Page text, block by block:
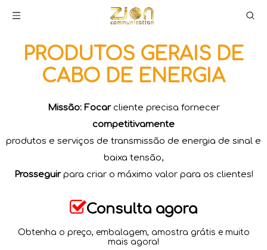
PRODUTOS GERAIS DE
CABO DE ENERGIA
Missão: Focarcliente precisa fornecer
competitivamente
produtos e serviços de transmissão de energia de sinal e
baixa tensão,
Prosseguirpara criar o máximo valor para os clientes!​​​​​​​
Consulta agora
Obtenha o preço, embalagem, amostra grátis e muito
mais agora!